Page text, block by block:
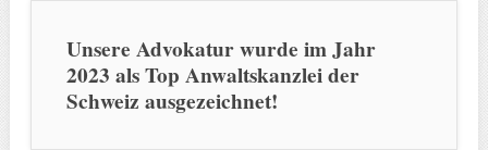
Unsere Advokatur wurde im Jahr
2023 als Top Anwaltskanzlei der
Schweiz ausgezeichnet!